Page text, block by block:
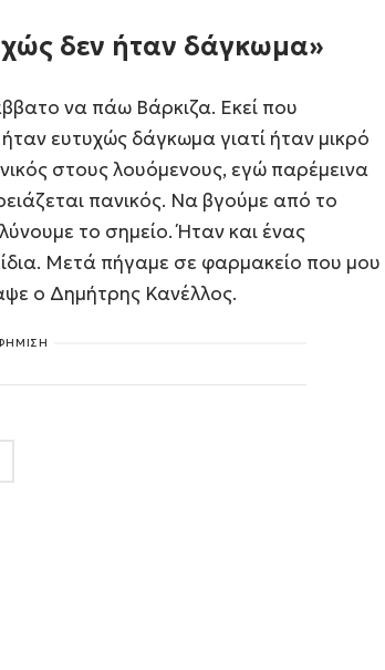
δεν ήταν δάγκωμα»
να πάω Βάρκιζα. Εκεί που
ευτυχώς δάγκωμα γιατί ήταν μικρό
στους λουόμενους, εγώ παρέμεινα
πανικός. Να βγούμε από το
το σημείο. Ήταν και ένας
Μετά πήγαμε σε φαρμακείο που μου
ο Δημήτρης Κανέλλος.